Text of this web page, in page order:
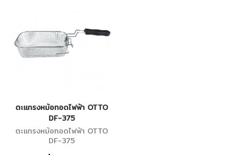
ตะแกรงหม้อทอดไฟฟ้า OTTO
DF-375
ตะแกรงหม้อทอดไฟฟ้า OTTO
DF-375